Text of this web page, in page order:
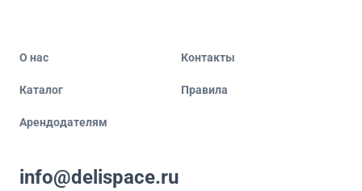
О нас Контакты
Каталог Правила
Арендодателям
info@delispace.ru